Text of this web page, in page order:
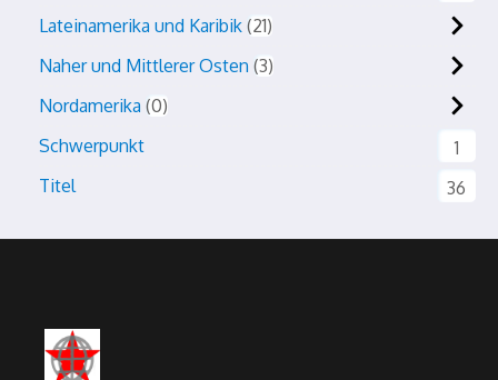
Lateinamerika und Karibik 21
Naher und Mittlerer Osten 3
Nordamerika 0
Schwerpunkt
1
Titel
36